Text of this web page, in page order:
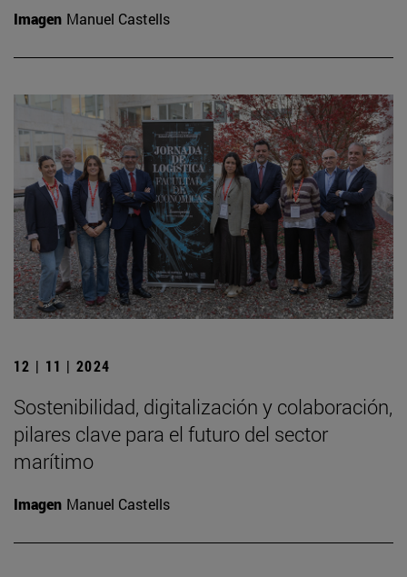
Imagen Manuel Castells
12 | 11 | 2024
Sostenibilidad, digitalización y colaboración,
pilares clave para el futuro del sector
marítimo
Imagen Manuel Castells